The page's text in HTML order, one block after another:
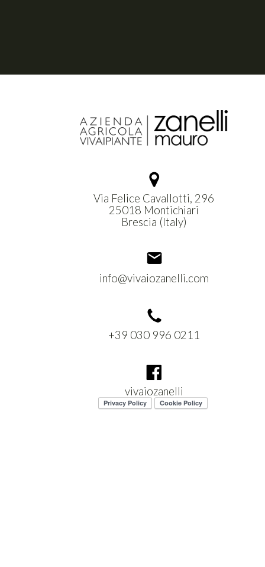
Via Felice Cavallotti, 296
25018 Montichiari
Brescia (Italy)
info@vivaiozanelli.com
+39 030 996 0211
vivaiozanelli